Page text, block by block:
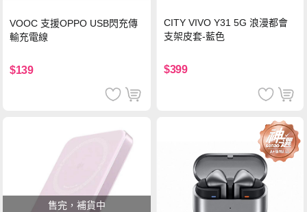
VOOC 支援OPPO USB閃充傳
輸充電線
$139
CITY VIVO Y31 5G 浪漫都會
支架皮套-藍色
$399
售完，補貨中